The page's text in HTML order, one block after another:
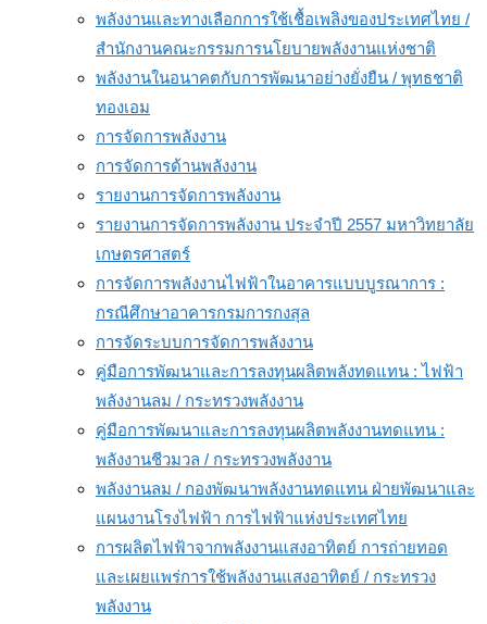
พลังงานและทางเลือกการใช้เชื้อเพลิงของประเทศไทย /
สำนักงานคณะกรรมการนโยบายพลังงานแห่งชาติ
พลังงานในอนาคตกับการพัฒนาอย่างยั่งยืน / พุทธชาติ
ทองเอม
การจัดการพลังงาน
การจัดการด้านพลังงาน
รายงานการจัดการพลังงาน
รายงานการจัดการพลังงาน ประจำปี 2557 มหาวิทยาลัย
เกษตรศาสตร์
การจัดการพลังงานไฟฟ้าในอาคารแบบบูรณาการ :
กรณีศึกษาอาคารกรมการกงสุล
การจัดระบบการจัดการพลังงาน
คู่มือการพัฒนาและการลงทุนผลิตพลังทดแทน : ไฟฟ้า
พลังงานลม / กระทรวงพลังงาน
คู่มือการพัฒนาและการลงทุนผลิตพลังงานทดแทน :
พลังงานชีวมวล / กระทรวงพลังงาน
พลังงานลม / กองพัฒนาพลังงานทดแทน ฝ่ายพัฒนาและ
แผนงานโรงไฟฟ้า การไฟฟ้าแห่งประเทศไทย
การผลิตไฟฟ้าจากพลังงานแสงอาทิตย์ การถ่ายทอด
และเผยแพร่การใช้พลังงานแสงอาทิตย์ / กระทรวง
พลังงาน